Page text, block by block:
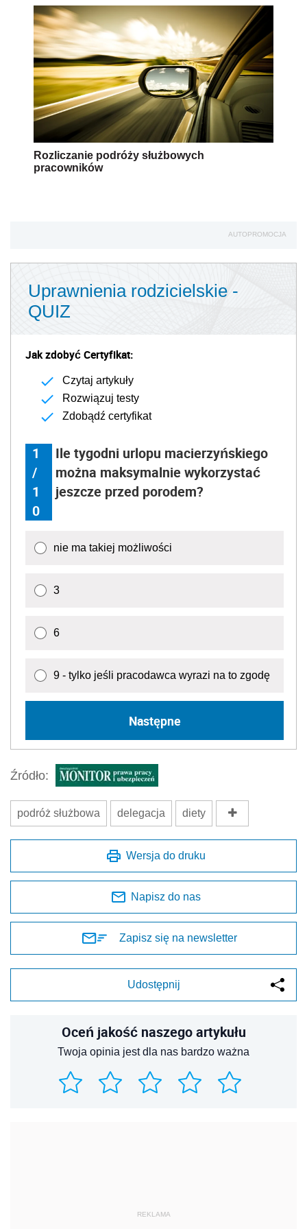
Rozliczanie podróży służbowych
pracowników
AUTOPROMOCJA
Uprawnienia rodzicielskie -
QUIZ
Jak zdobyć Certyfikat:
Czytaj artykuły
Rozwiązuj testy
Zdobądź certyfikat
1
/
1
0
Ile tygodni urlopu macierzyńskiego
można maksymalnie wykorzystać
jeszcze przed porodem?
nie ma takiej możliwości
3
6
9 - tylko jeśli pracodawca wyrazi na to zgodę
Następne
Źródło:
podróż służbowa delegacja diety
Wersja do druku
Napisz do nas
Zapisz się na newsletter
Udostępnij
Oceń jakość naszego artykułu
Twoja opinia jest dla nas bardzo ważna
REKLAMA